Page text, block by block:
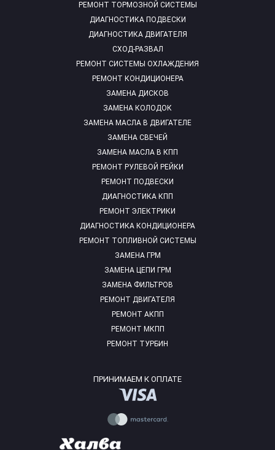
РЕМОНТ ТОРМОЗНОЙ СИСТЕМЫ
ДИАГНОСТИКА ПОДВЕСКИ
ДИАГНОСТИКА ДВИГАТЕЛЯ
СХОД-РАЗВАЛ
РЕМОНТ СИСТЕМЫ ОХЛАЖДЕНИЯ
РЕМОНТ КОНДИЦИОНЕРА
ЗАМЕНА ДИСКОВ
ЗАМЕНА КОЛОДОК
ЗАМЕНА МАСЛА В ДВИГАТЕЛЕ
ЗАМЕНА СВЕЧЕЙ
ЗАМЕНА МАСЛА В КПП
РЕМОНТ РУЛЕВОЙ РЕЙКИ
РЕМОНТ ПОДВЕСКИ
ДИАГНОСТИКА КПП
РЕМОНТ ЭЛЕКТРИКИ
ДИАГНОСТИКА КОНДИЦИОНЕРА
РЕМОНТ ТОПЛИВНОЙ СИСТЕМЫ
ЗАМЕНА ГРМ
ЗАМЕНА ЦЕПИ ГРМ
ЗАМЕНА ФИЛЬТРОВ
РЕМОНТ ДВИГАТЕЛЯ
РЕМОНТ АКПП
РЕМОНТ МКПП
РЕМОНТ ТУРБИН
ПРИНИМАЕМ К ОПЛАТЕ